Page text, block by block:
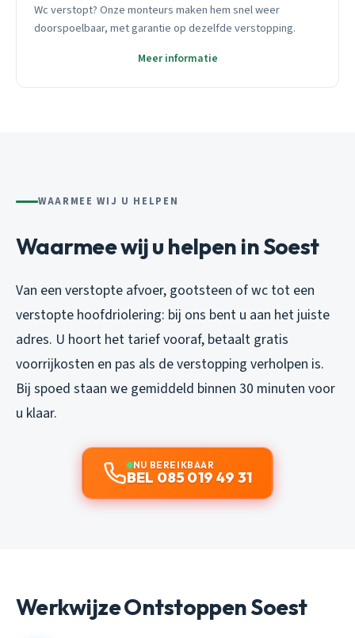
Wc verstopt? Onze monteurs maken hem snel weer
doorspoelbaar, met garantie op dezelfde verstopping.
Meer informatie
WAARMEE WIJ U HELPEN
Waarmee wij u helpen in Soest
Van een verstopte afvoer, gootsteen of wc tot een
verstopte hoofdriolering: bij ons bent u aan het juiste
adres. U hoort het tarief vooraf, betaalt gratis
voorrijkosten en pas als de verstopping verholpen is.
Bij spoed staan we gemiddeld binnen 30 minuten voor
u klaar.
NU BEREIKBAAR
BEL 085 019 49 31
Werkwijze Ontstoppen Soest